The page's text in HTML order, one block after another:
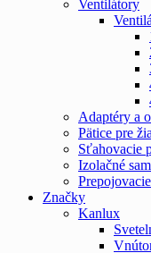
Ventilátory
Adaptéry a
Pätice pre
Sťahovacie
Izolačné
Značky
Kanlux